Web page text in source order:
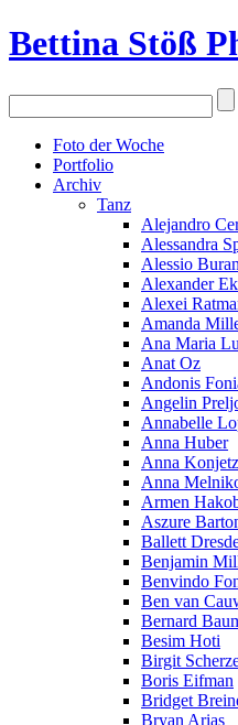
Bettina Stöß
Foto der Woche
Portfolio
Archiv
Tanz
Alejandro
Alessandra
Alessio
Alexander
Alexei
Amanda
Ana Maria
Anat Oz
Andonis
Angelin
Annabelle
Anna Huber
Anna
Anna
Armen
Aszure
Ballett
Benjamin
Benvindo
Ben van
Bernard
Besim Hoti
Birgit
Boris Eifman
Bridget
Bryan Arias